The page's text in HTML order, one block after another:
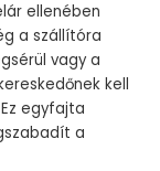
ellenében
a szállítóra
vagy a
kell
egyfajta
a